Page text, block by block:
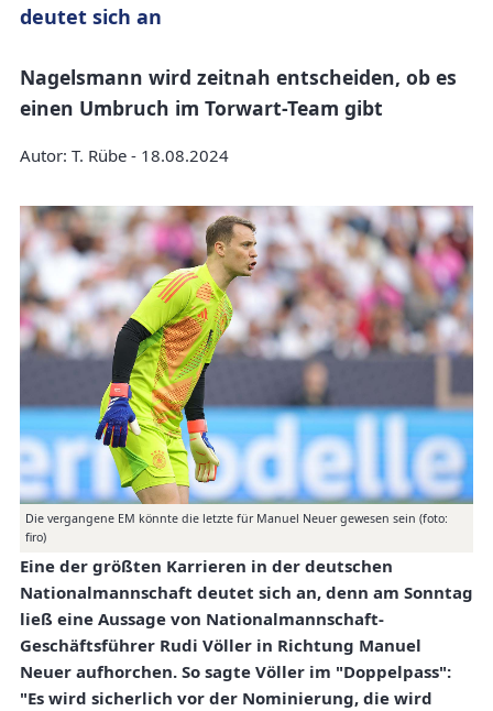
deutet sich an
Nagelsmann wird zeitnah entscheiden, ob es
einen Umbruch im Torwart-Team gibt
Autor: T. Rübe - 18.08.2024
Die vergangene EM könnte die letzte für Manuel Neuer gewesen sein (foto:
firo)
Eine der größten Karrieren in der deutschen
Nationalmannschaft deutet sich an, denn am Sonntag
ließ eine Aussage von Nationalmannschaft-
Geschäftsführer Rudi Völler in Richtung Manuel
Neuer aufhorchen. So sagte Völler im "Doppelpass":
"Es wird sicherlich vor der Nominierung, die wird